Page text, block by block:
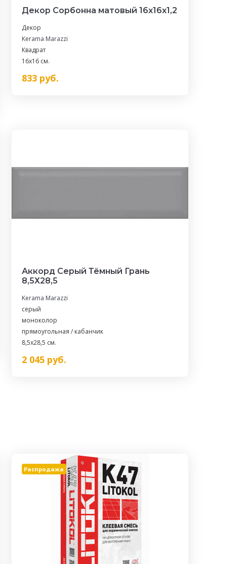
Декор Сорбонна матовый 16x16x1,2
Декор
Kerama Marazzi
Квадрат
16x16 см.
833руб.
Аккорд Серый Тёмный Грань
8,5Х28,5
Kerama Marazzi
серый
моноколор
прямоугольная / кабанчик
8,5x28,5 см.
2 045руб.
Распродажа